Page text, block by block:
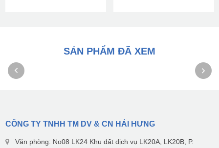
SẢN PHẨM ĐÃ XEM
CÔNG TY TNHH TM DV & CN HẢI HƯNG
Văn phòng: No08 LK24 Khu đất dịch vụ LK20A, LK20B, P.